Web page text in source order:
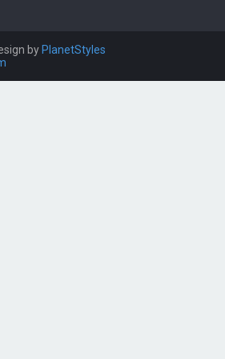
by PlanetStyles